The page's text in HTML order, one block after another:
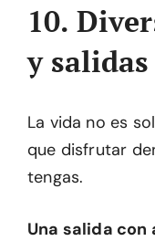
10.
y salidas
La vida no es
que disfrutar
tengas.
Una salida con